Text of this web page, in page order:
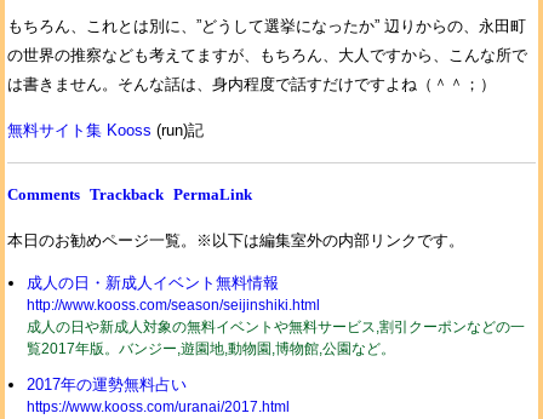
もちろん、これとは別に、”どうして選挙になったか” 辺りからの、永田町
の世界の推察なども考えてますが、もちろん、大人ですから、こんな所で
は書きません。そんな話は、身内程度で話すだけですよね（＾＾；）
無料サイト集 Kooss (run)記
Comments Trackback PermaLink
本日のお勧めページ一覧。※以下は編集室外の内部リンクです。
成人の日・新成人イベント無料情報
http://www.kooss.com/season/seijinshiki.html
成人の日や新成人対象の無料イベントや無料サービス,割引クーポンなどの一
覧2017年版。バンジー,遊園地,動物園,博物館,公園など。
2017年の運勢無料占い
https://www.kooss.com/uranai/2017.html